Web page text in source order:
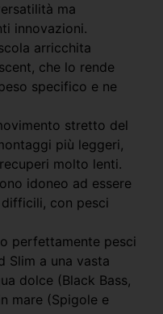
ma
innovazioni.
arricchita
che lo rende
specifico e ne
stretto del
più leggeri,
molto lenti.
idoneo ad essere
con pesci
perfettamente pesci
Slim a una vasta
dolce (Black Bass,
mare (Spigole e